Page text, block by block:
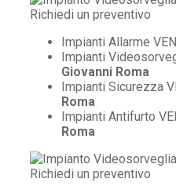
Impianti Allarme
Impianti
Giovanni Roma
Impianti Sicurezza
Roma
Impianti Antifurto
Roma